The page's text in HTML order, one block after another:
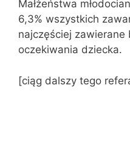
Małżeństwa
6,3% wszystkich
najczęściej zawierane
oczekiwania dziecka.
[ciąg dalszy tego